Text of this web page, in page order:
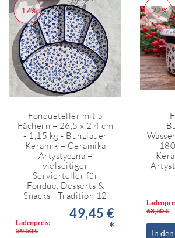
-17%
Fondueteller mit 5
Fächern – 26,5 x 2,4 cm
- 1,15 kg - Bunzlauer
Keramik – Ceramika
Artystyczna –
vielseitiger
Servierteller für
Fondue, Desserts &
Snacks - Tradition 12
Ladenpreis:
59,50 €
49,45 €
*
-22%
63,50 €
In den